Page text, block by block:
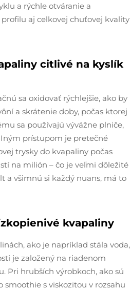
a rýchle otváranie a
aj celkovej chuťovej kvality
citlivé na kyslík
sa oxidovať rýchlejšie, ako by
a skrátenie doby, počas ktorej
sa používajú vývážne plniče,
prístupom je pretečné
trysky do kvapaliny počas
na milión – čo je veľmi dôležité
a všimnú si každý nuans, má to
kvapaliny
ako je napríklad stála voda,
je založený na riadenom
Pri hrubších výrobkoch, ako sú
s viskozitou v rozsahu